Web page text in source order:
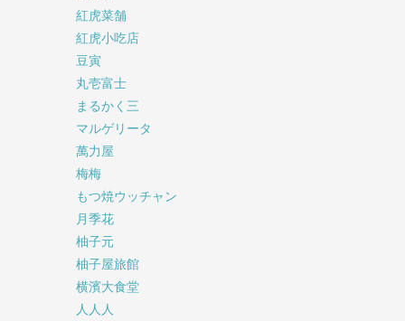
紅虎菜舗
紅虎小吃店
豆寅
丸壱富士
まるかく三
マルゲリータ
萬力屋
梅梅
もつ焼ウッチャン
月季花
柚子元
柚子屋旅館
横濱大食堂
人人人